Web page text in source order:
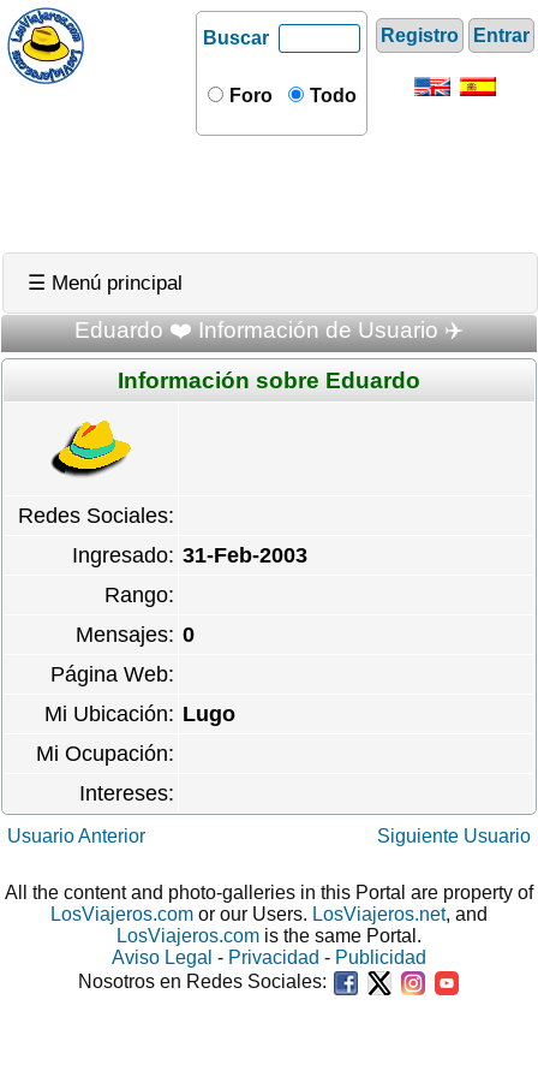
Registro Entrar
Buscar
Foro Todo
☰ Menú principal
Eduardo ❤️ Información de Usuario ✈️
Información sobre Eduardo
Redes Sociales:
Ingresado: 31-Feb-2003
Rango:
Mensajes: 0
Página Web:
Mi Ubicación: Lugo
Mi Ocupación:
Intereses:
Usuario Anterior Siguiente Usuario
All the content and photo-galleries in this Portal are property of
LosViajeros.com or our Users. LosViajeros.net, and
LosViajeros.com is the same Portal.
Aviso Legal - Privacidad - Publicidad
Nosotros en Redes Sociales: